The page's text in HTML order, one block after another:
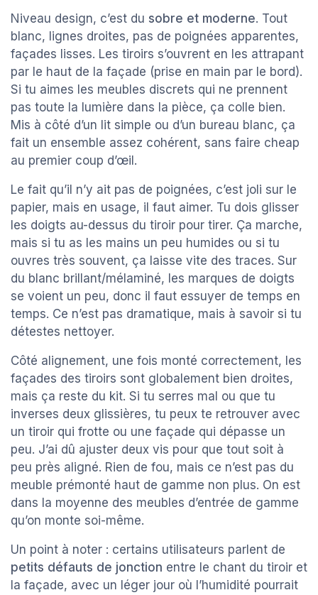
Niveau design, c’est du sobre et moderne. Tout
blanc, lignes droites, pas de poignées apparentes,
façades lisses. Les tiroirs s’ouvrent en les attrapant
par le haut de la façade (prise en main par le bord).
Si tu aimes les meubles discrets qui ne prennent
pas toute la lumière dans la pièce, ça colle bien.
Mis à côté d’un lit simple ou d’un bureau blanc, ça
fait un ensemble assez cohérent, sans faire cheap
au premier coup d’œil.
Le fait qu’il n’y ait pas de poignées, c’est joli sur le
papier, mais en usage, il faut aimer. Tu dois glisser
les doigts au-dessus du tiroir pour tirer. Ça marche,
mais si tu as les mains un peu humides ou si tu
ouvres très souvent, ça laisse vite des traces. Sur
du blanc brillant/mélaminé, les marques de doigts
se voient un peu, donc il faut essuyer de temps en
temps. Ce n’est pas dramatique, mais à savoir si tu
détestes nettoyer.
Côté alignement, une fois monté correctement, les
façades des tiroirs sont globalement bien droites,
mais ça reste du kit. Si tu serres mal ou que tu
inverses deux glissières, tu peux te retrouver avec
un tiroir qui frotte ou une façade qui dépasse un
peu. J’ai dû ajuster deux vis pour que tout soit à
peu près aligné. Rien de fou, mais ce n’est pas du
meuble prémonté haut de gamme non plus. On est
dans la moyenne des meubles d’entrée de gamme
qu’on monte soi-même.
Un point à noter : certains utilisateurs parlent de
petits défauts de jonction entre le chant du tiroir et
la façade, avec un léger jour où l’humidité pourrait